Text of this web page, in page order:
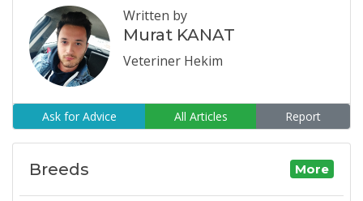
Written by
Murat KANAT
Veteriner Hekim
Ask for Advice All Articles Report
Breeds More